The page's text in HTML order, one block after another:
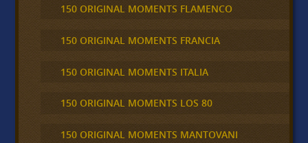
150 ORIGINAL MOMENTS FLAMENCO
150 ORIGINAL MOMENTS FRANCIA
150 ORIGINAL MOMENTS ITALIA
150 ORIGINAL MOMENTS LOS 80
150 ORIGINAL MOMENTS MANTOVANI